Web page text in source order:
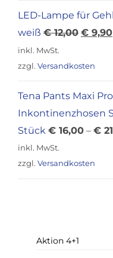
LED-Lampe für
weiß €12,00
war:
€ 9,90
inkl. MwSt.
zzgl. Versandkosten
Tena Pants Maxi
Inkontinenzhosen
Stück € 16,00 – €
inkl. MwSt.
zzgl. Versandkosten
Aktion 4+1